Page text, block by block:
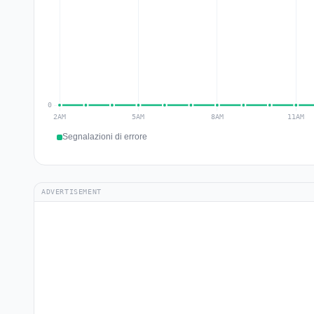
Segnalazioni di errore
ADVERTISEMENT